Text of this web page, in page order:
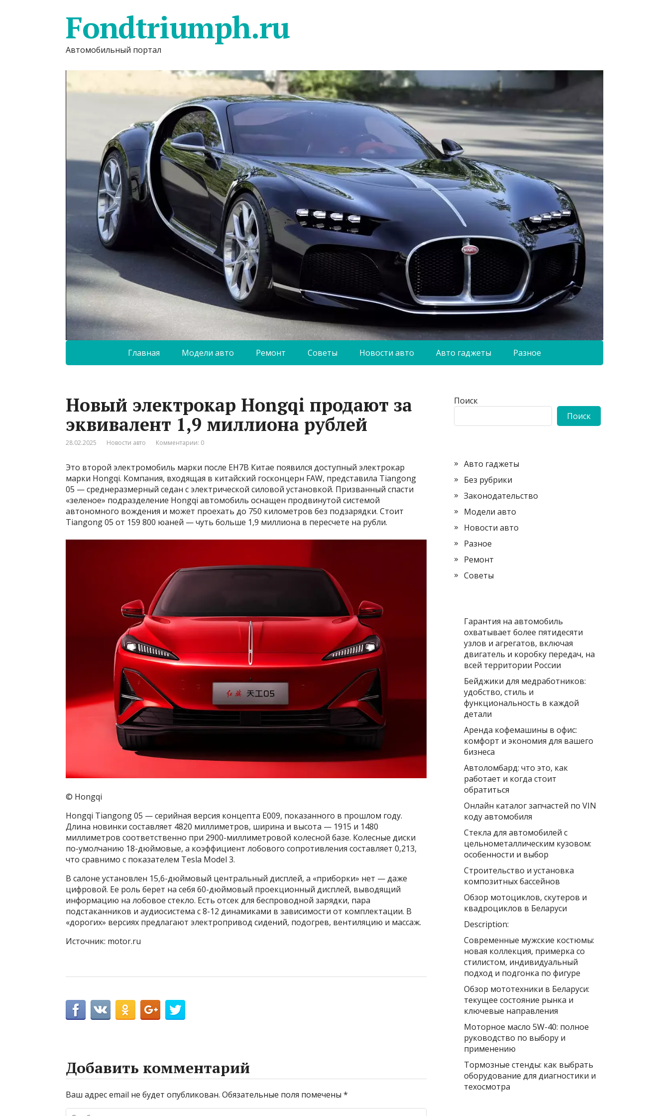
Fondtriumph.ru
Автомобильный портал
Главная Модели авто Ремонт Советы Новости авто Авто гаджеты Разное
Новый электрокар Hongqi продают за
эквивалент 1,9 миллиона рублей
28.02.2025 Новости авто Комментарии: 0
Это второй электромобиль марки после EH7В Китае появился доступный электрокар
марки Hongqi. Компания, входящая в китайский госконцерн FAW, представила Tiangong
05 — среднеразмерный седан с электрической силовой установкой. Призванный спасти
«зеленое» подразделение Hongqi автомобиль оснащен продвинутой системой
автономного вождения и может проехать до 750 километров без подзарядки. Стоит
Tiangong 05 от 159 800 юаней — чуть больше 1,9 миллиона в пересчете на рубли.
© Hongqi
Hongqi Tiangong 05 — серийная версия концепта E009, показанного в прошлом году.
Длина новинки составляет 4820 миллиметров, ширина и высота — 1915 и 1480
миллиметров соответственно при 2900-миллиметровой колесной базе. Колесные диски
по-умолчанию 18-дюймовые, а коэффициент лобового сопротивления составляет 0,213,
что сравнимо с показателем Tesla Model 3.
В салоне установлен 15,6-дюймовый центральный дисплей, а «приборки» нет — даже
цифровой. Ее роль берет на себя 60-дюймовый проекционный дисплей, выводящий
информацию на лобовое стекло. Есть отсек для беспроводной зарядки, пара
подстаканников и аудиосистема с 8-12 динамиками в зависимости от комплектации. В
«дорогих» версиях предлагают электропривод сидений, подогрев, вентиляцию и массаж.
Источник: motor.ru
Добавить комментарий
Ваш адрес email не будет опубликован. Обязательные поля помечены *
Поиск
Поиск
Авто гаджеты
Без рубрики
Законодательство
Модели авто
Новости авто
Разное
Ремонт
Советы
Гарантия на автомобиль
охватывает более пятидесяти
узлов и агрегатов, включая
двигатель и коробку передач, на
всей территории России
Бейджики для медработников:
удобство, стиль и
функциональность в каждой
детали
Аренда кофемашины в офис:
комфорт и экономия для вашего
бизнеса
Автоломбард: что это, как
работает и когда стоит
обратиться
Онлайн каталог запчастей по VIN
коду автомобиля
Стекла для автомобилей с
цельнометаллическим кузовом:
особенности и выбор
Строительство и установка
композитных бассейнов
Обзор мотоциклов, скутеров и
квадроциклов в Беларуси
Description:
Современные мужские костюмы:
новая коллекция, примерка со
стилистом, индивидуальный
подход и подгонка по фигуре
Обзор мототехники в Беларуси:
текущее состояние рынка и
ключевые направления
Моторное масло 5W-40: полное
руководство по выбору и
применению
Тормозные стенды: как выбрать
оборудование для диагностики и
техосмотра